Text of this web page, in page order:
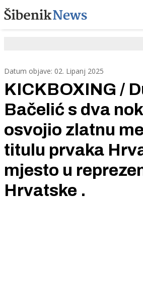
Datum objave: 02. Lipanj 2025
KICKBOXING /
Bačelić s dva
osvojio zlatnu
titulu prvaka
mjesto u
Hrvatske .